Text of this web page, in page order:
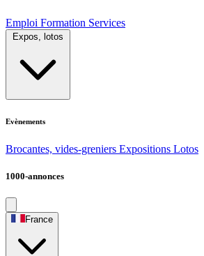
Emploi Formation Services
Expos, lotos
Evènements
Brocantes, vides-greniers Expositions Lotos
1000-annonces
France